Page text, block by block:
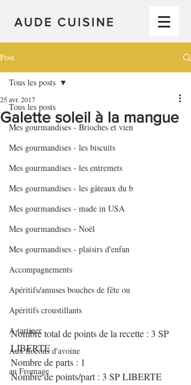
AUDE CUISINE
Post
Tous les posts
Mes gourmandises - Brioches et vien
Mes gourmandises - les biscuits
Mes gourmandises - les entremets
Mes gourmandises - les gâteaux du b
Mes gourmandises - made in USA
Mes gourmandises - Noël
Mes gourmandises - plaisirs d'enfan
Accompagnements
Apéritifs/amuses bouches de fête ou
Apéritifs croustillants
A tartiner
Aux flocons d'avoine
au Fromage
Tous les posts
Galette soleil à la mangue
25 avr. 2017
Nombre total de points de la recette : 3 SP
LIBERTE
Nombre de parts : 1
Nombre de points/part : 3 SP LIBERTE